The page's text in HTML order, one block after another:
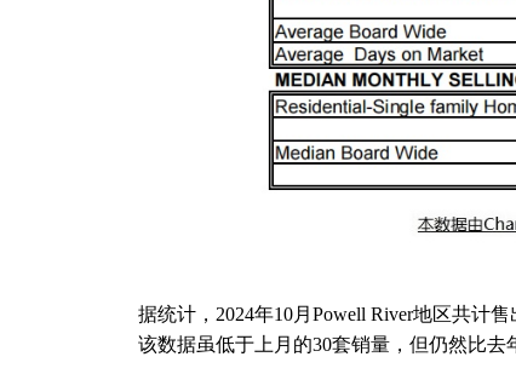
据统计，2024年10月Powell River地区共计
该数据虽低于上月的30套销量，但仍然比去